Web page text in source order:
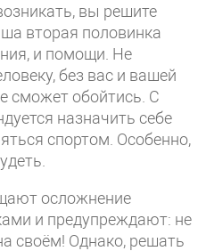
вы решите
вторая половинка
и помощи. Не
без вас и вашей
сможет обойтись. С
назначить себе
спортом. Особенно,
осложнение
и предупреждают: не
своём! Однако, решать